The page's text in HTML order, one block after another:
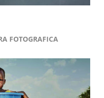
FOTOGRAFICA